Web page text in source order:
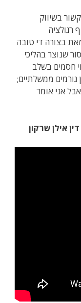
בשיווק
רגולציה
בצורה די טובה
שנוצר בהליכי
חסמים בשלב
גורמים ממשלתיים;
אבל אני אומר
אילן שרקון